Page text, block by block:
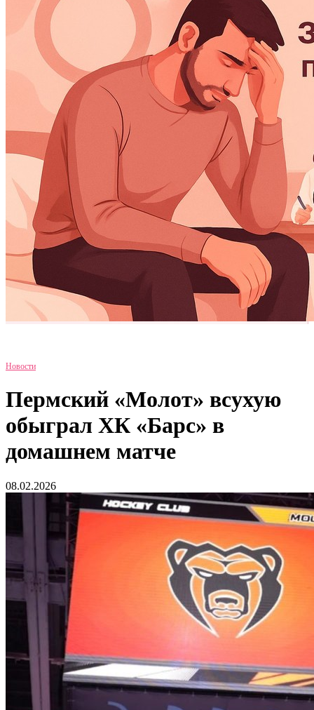
Новости
Пермский «Молот» всухую
обыграл ХК «Барс» в
домашнем матче
08.02.2026